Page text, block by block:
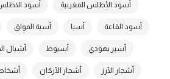
أسود الأطلس المغربية أسود
أسود القاعة أسيا أسية المواق
أسير يهودي أسيوط أشبال
أشجار الأرز أشجار الأركان